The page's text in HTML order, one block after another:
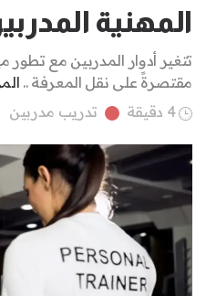
المهنية
تتغير أدوار المدربين مع تطور
مقتصرةً على نقل المعرفة ..
4 دقيقة
تدريب مدربين